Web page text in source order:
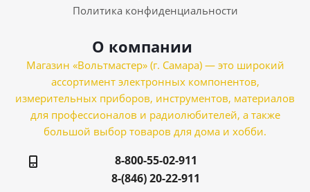
Политика конфиденциальности
О компании
Магазин «Вольтмастер» (г. Самара) — это широкий
ассортимент электронных компонентов,
измерительных приборов, инструментов, материалов
для профессионалов и радиолюбителей, а также
большой выбор товаров для дома и хобби.
8-800-55-02-911
8-(846) 20-22-911